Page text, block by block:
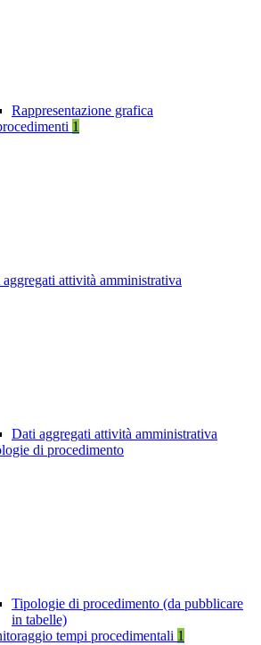
Rappresentazione grafica
1
attività amministrativa
Dati aggregati attività amministrativa
di procedimento
Tipologie di procedimento (da pubblicare
in tabelle)
tempi procedimentali 1